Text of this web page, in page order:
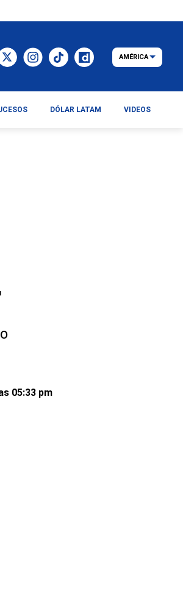
05:33 pm
AMÉRICA
DÓLAR LATAM VIDEOS